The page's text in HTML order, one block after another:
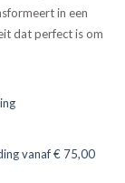
in een
dat perfect is om
vanaf € 75,00